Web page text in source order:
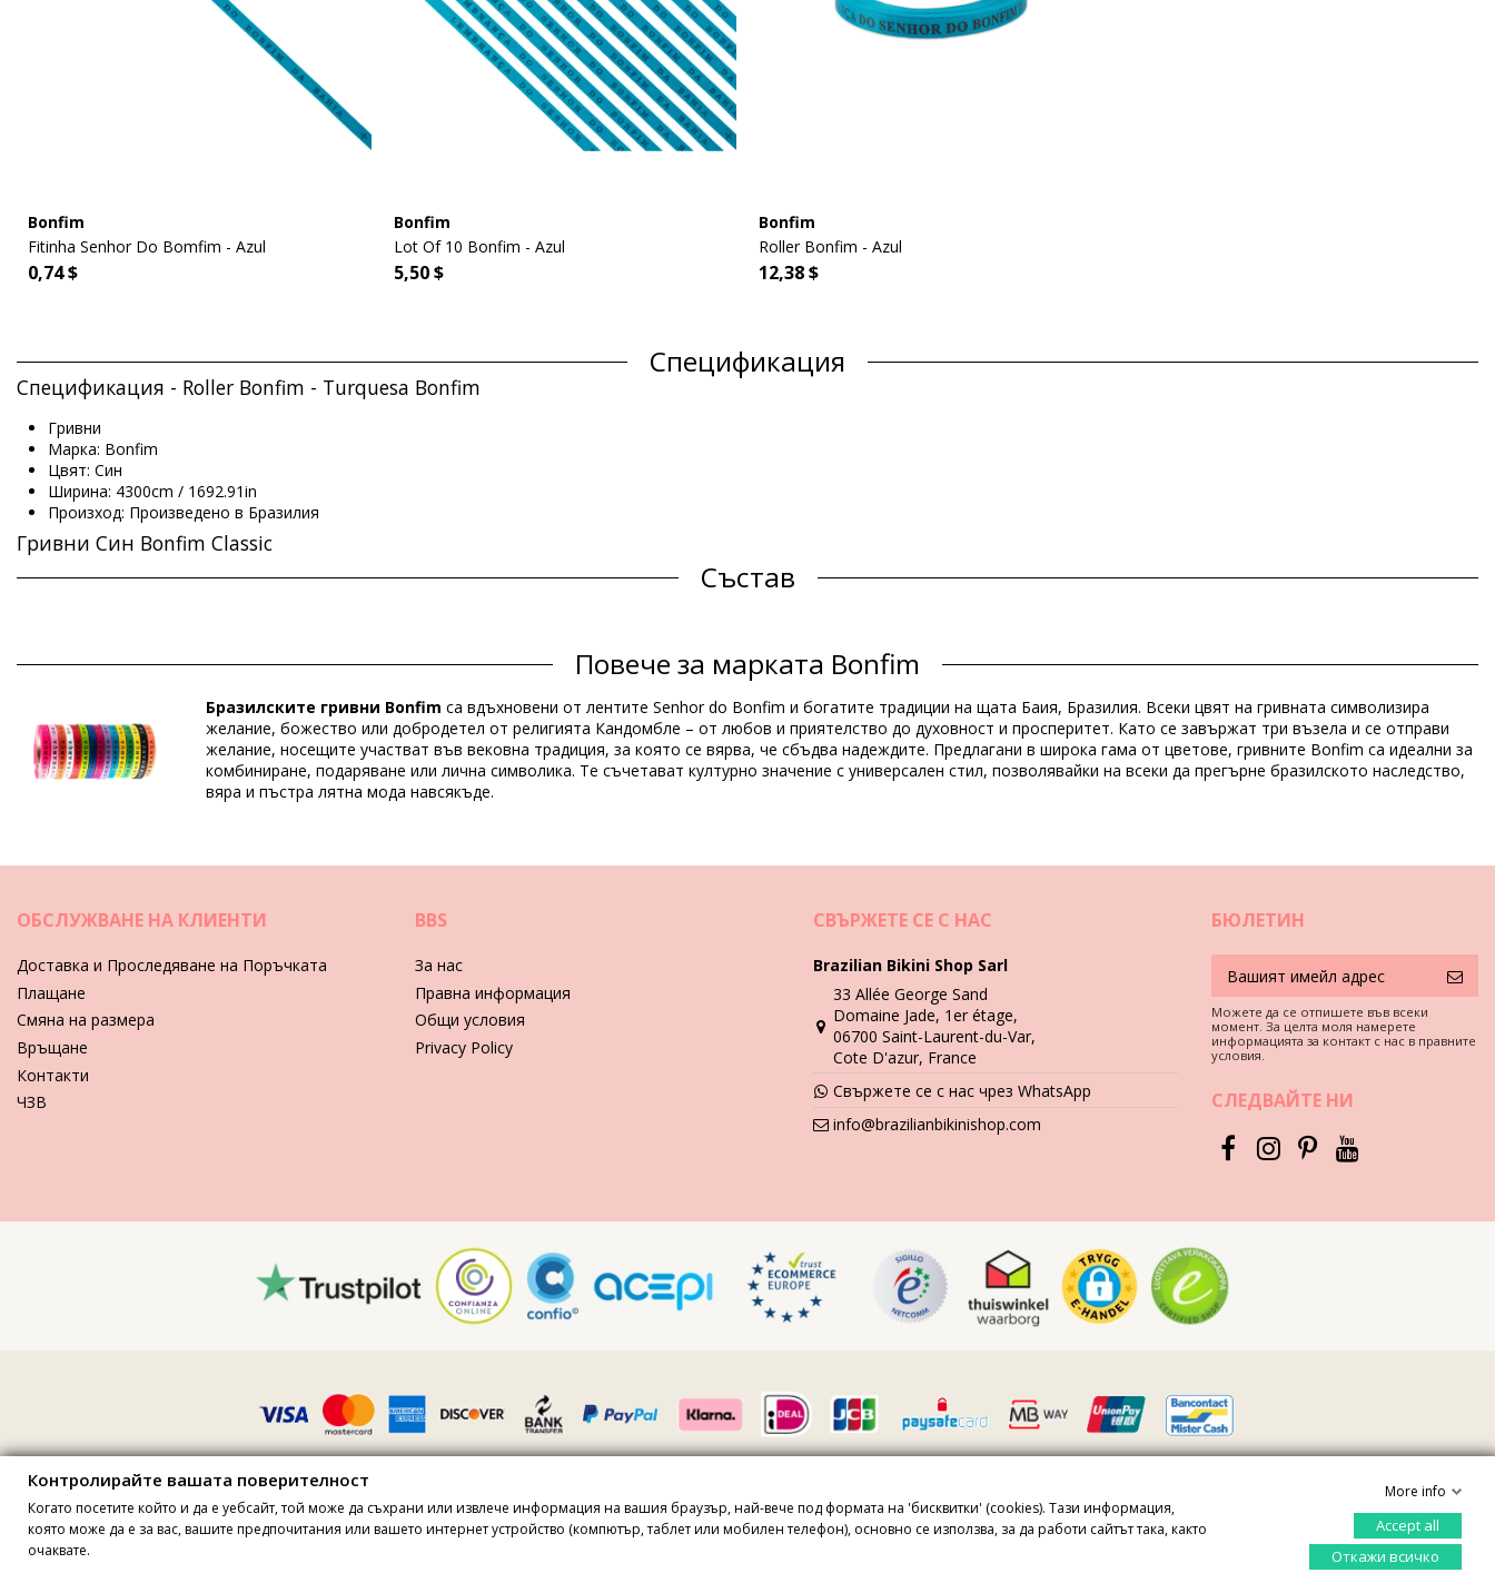
Bonfim
Fitinha Senhor Do Bomfim - Azul
0,74 $
Bonfim
Lot Of 10 Bonfim - Azul
5,50 $
Bonfim
Roller Bonfim - Azul
12,38 $
Спецификация
Спецификация - Roller Bonfim - Turquesa Bonfim
Гривни
Марка: Bonfim
Цвят: Син
Ширина: 4300cm / 1692.91in
Произход: Произведено в Бразилия
Гривни Син Bonfim Classic
Състав
Продуктова информация
Пакетът включва: 1 x Гривни (Други аксесоари не са включени)
HS CODE: 5806.32.1070
SKU: 19550000115
EAN: Уникален размер (7899818113902)
Справка за доставчик: J-AZUL-TURQUESA
Тегло: 200g / 0.44lb / 7.05oz
Инструкции за пране и грижа
Свалете преди плуване и поставете в специална кутия.
След носене, избършете бижуто с влажен, чист и мек парцал.
Съхранявайте го в специална кутия с обособени отделения, за предпочитане подплатени.
Видео Гривни Roller Bonfim - Turquesa Bonfim
Повече за марката Bonfim
Бразилските гривни Bonfim са вдъхновени от лентите Senhor do Bonfim и богатите традиции на щата Баия, Бразилия. Всеки цвят на гривната символизира
желание, божество или добродетел от религията Кандомбле – от любов и приятелство до духовност и просперитет. Като се завържат три възела и се отправи
желание, носещите участват във вековна традиция, за която се вярва, че сбъдва надеждите. Предлагани в широка гама от цветове, гривните Bonfim са идеални за
комбиниране, подаряване или лична символика. Те съчетават културно значение с универсален стил, позволявайки на всеки да прегърне бразилското наследство,
вяра и пъстра лятна мода навсякъде.
ОБСЛУЖВАНЕ НА КЛИЕНТИ
Доставка и Проследяване на Поръчката
Плащане
Смяна на размера
Връщане
Контакти
ЧЗВ
BBS
За нас
Правна информация
Общи условия
Privacy Policy
СВЪРЖЕТЕ СЕ С НАС
Brazilian Bikini Shop Sarl
33 Allée George Sand
Domaine Jade, 1er étage,
06700 Saint-Laurent-du-Var,
Cote D'azur, France
Свържете се с нас чрез WhatsApp
info@brazilianbikinishop.com
БЮЛЕТИН
Можете да се отпишете във всеки
момент. За целта моля намерете
информацията за контакт с нас в правните
условия.
СЛЕДВАЙТЕ НИ
Всички цени включват ДДС · ДДС номер FR36509778270 · Всички права запазени ©2023 Brazilian Bikini Shop
Site protected by reCAPTCHA. Privacy Контролирайте своята поверителност
Контролирайте вашата поверителност
Когато посетите който и да е уебсайт, той може да съхрани или извлече информация на вашия браузър, най-вече под формата на 'бисквитки' (cookies). Тази информация,
която може да е за вас, вашите предпочитания или вашето интернет устройство (компютър, таблет или мобилен телефон), основно се използва, за да работи сайтът така, както
очаквате.
More info
Accept all
Откажи всичко